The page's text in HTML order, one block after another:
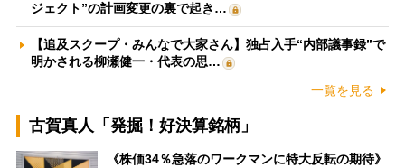
ジェクト”の計画変更の裏で起き…
【追及スクープ・みんなで大家さん】独占入手“内部議事録”で
明かされる柳瀬健一・代表の思…
一覧を見る
古賀真人「発掘！好決算銘柄」
《株価34％急落のワークマンに特大反転の期待》